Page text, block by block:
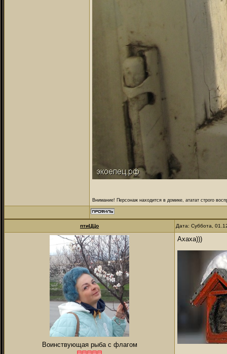
Внимание! Персонаж находится в домике, ататат строго
птиЦЦо Дата: Суббота,
Воинствующая рыба с флагом
Ахаха)))